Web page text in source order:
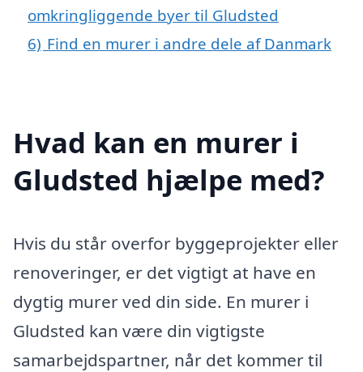
omkringliggende byer til Gludsted
6) Find en murer i andre dele af Danmark
Hvad kan en murer i
Gludsted hjælpe med?
Hvis du står overfor byggeprojekter eller
renoveringer, er det vigtigt at have en
dygtig murer ved din side. En murer i
Gludsted kan være din vigtigste
samarbejdspartner, når det kommer til